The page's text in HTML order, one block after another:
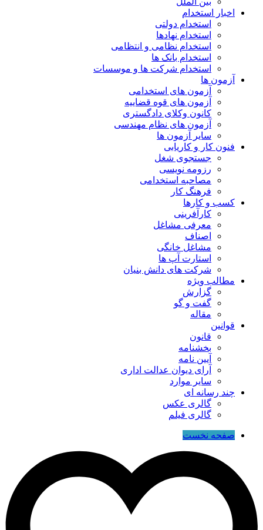
اخبار استخدام
استخدام دولتی
استخدام نهادها
استخدام نظامی و انتظامی
استخدام بانک ها
استخدام شرکت ها و موسسات
آزمون ها
آزمون های استخدامی
آزمون های قوه قضاییه
کانون وکلای دادگستری
آزمون های نظام مهندسی
سایر آزمون ها
فنون کار و کاریابی
جستجوی شغل
رزومه نویسی
مصاحبه استخدامی
فرهنگ کار
کسب و کارها
کارآفرینی
معرفی مشاغل
اصناف
مشاغل خانگی
استارت آپ ها
شرکت های دانش بنیان
مطالب ویژه
گزارش
گفت و گو
مقاله
قوانین
قانون
بخشنامه
آیین نامه
آرای دیوان عدالت اداری
سایر موارد
چند رسانه ای
گالری عکس
گالری فیلم
صفحه نخست